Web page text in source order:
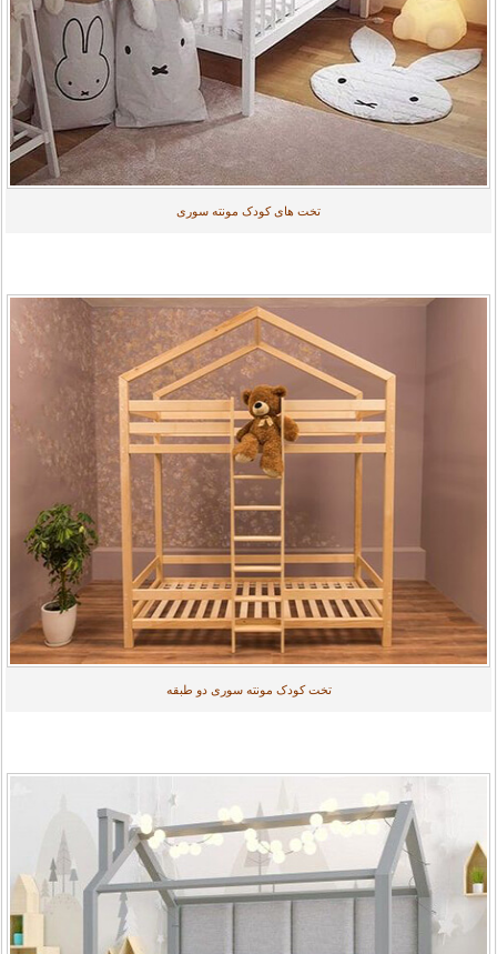
تخت های کودک مونته سوری
تخت کودک مونته سوری دو طبقه